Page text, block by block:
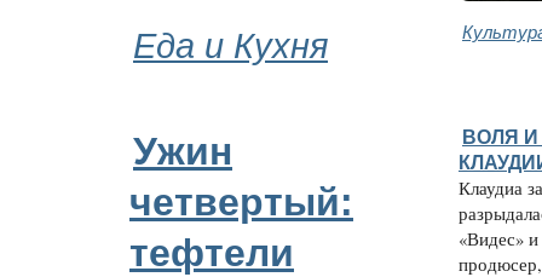
Еда и Кухня
Ужин
четвертый:
тефтели
ВОЛЯ
Клаудиа
«Видес»